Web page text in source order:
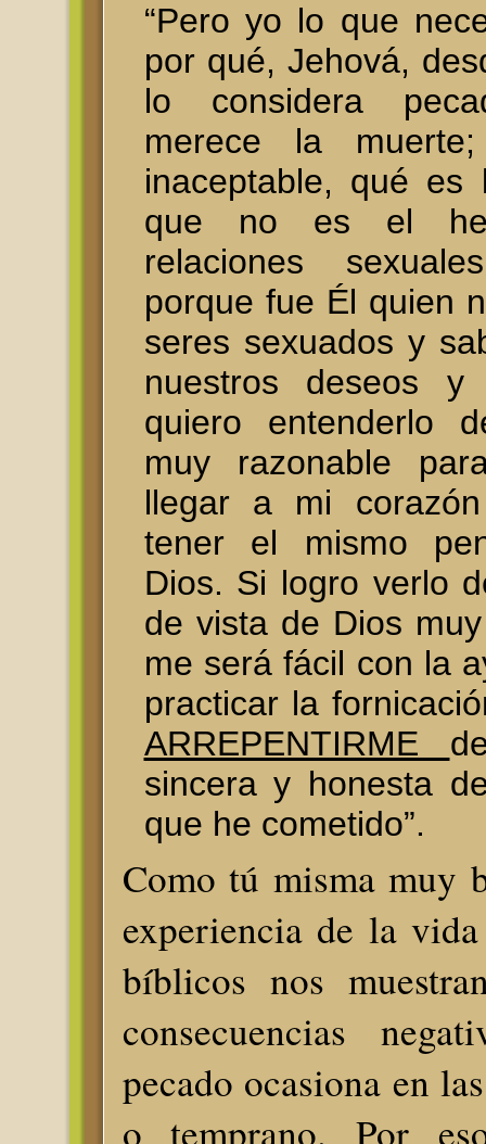
“Pero yo lo que
por qué, Jehová,
lo considera
merece la
inaceptable, qué es
que no es el
relaciones
porque fue Él quien
seres sexuados y
nuestros deseos y
quiero entenderlo
muy razonable
llegar a mi
tener el mismo
Dios. Si logro verlo
de vista de Dios
me será fácil con la
practicar la
ARREPENTIRME
sincera y honesta
que he cometido”.
Como tú misma muy
experiencia de la
bíblicos nos
consecuencias
pecado ocasiona en
o temprano. Por